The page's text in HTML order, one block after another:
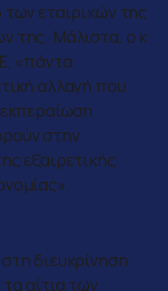
εταιρικών της
της. Μάλιστα, ο κ
«πάντα
αλλαγή που
στην
εξαιρετικής
διευκρίνηση
αίτια των